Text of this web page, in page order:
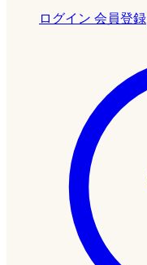
ログイン 会員登録